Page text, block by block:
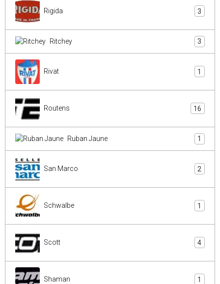
Rigida 3
Ritchey 3
Rivat 1
Routens 16
Ruban Jaune 1
San Marco 2
Schwalbe 1
Scott 4
Shaman 1